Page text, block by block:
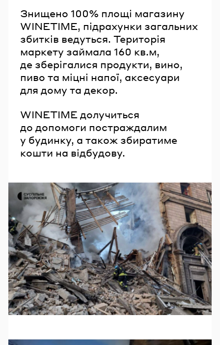
Знищено 100% площі магазину
WINETIME, підрахунки загальних
збитків ведуться. Територія
маркету займала 160 кв.м,
де зберігалися продукти, вино,
пиво та міцні напої, аксесуари
для дому та декор.
WINETIME долучиться
до допомоги постраждалим
у будинку, а також збиратиме
кошти на відбудову.